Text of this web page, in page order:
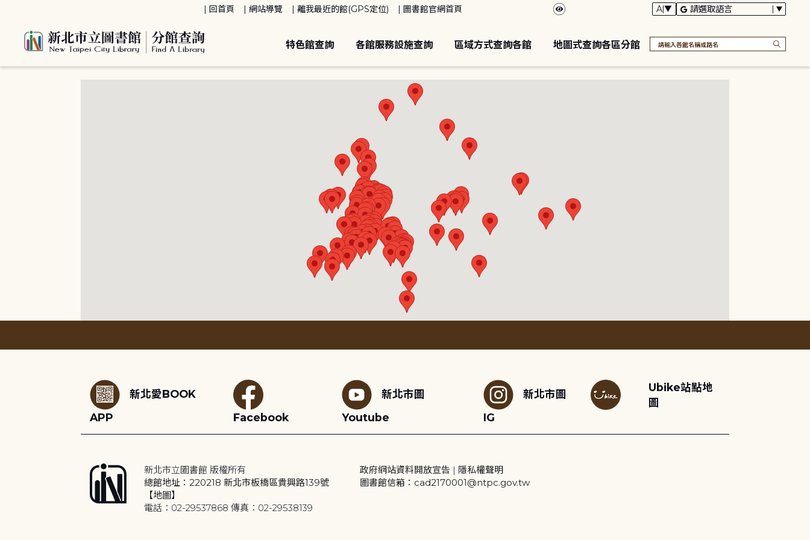
回首頁 網站導覽 離我最近的館(GPS定位) 圖書館官網首頁
特色館查詢 各館服務設施查詢 區域方式查詢各館 地圖式查詢各區分館
新北愛BOOK
APP
Facebook
新北市圖
Youtube
新北市圖
IG
Ubike站點地
圖
新北市立圖書館 版權所有
總館地址：220218 新北市板橋區貴興路139號
【地圖】
電話：02-29537868 傳真：02-29538139
政府網站資料開放宣告 | 隱私權聲明
圖書館信箱：cad2170001@ntpc.gov.tw